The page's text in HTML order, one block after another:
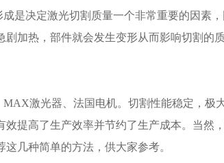
决定激光切割质量一个非常重要的因素，
剧加热，部件就会发生变形从而影响切割的
激光器、法国电机。切割性能稳定，极
效提高了生产效率并节约了生产成本。当然
这几种简单的方法，供大家参考。